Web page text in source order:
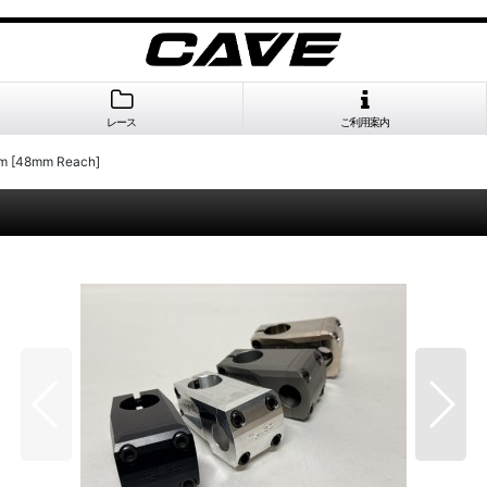
レース ご利用案内
[48mm Reach]